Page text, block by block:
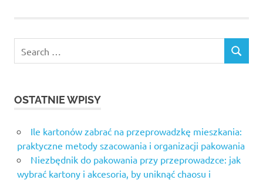
for:
SEARCH
OSTATNIE WPISY
Ile kartonów zabrać na przeprowadzkę mieszkania:
praktyczne metody szacowania i organizacji pakowania
Niezbędnik do pakowania przy przeprowadzce: jak
wybrać kartony i akcesoria, by uniknąć chaosu i